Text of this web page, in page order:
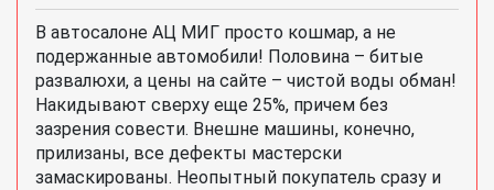
В автосалоне АЦ МИГ просто кошмар, а не
подержанные автомобили! Половина – битые
развалюхи, а цены на сайте – чистой воды обман!
Накидывают сверху еще 25%, причем без
зазрения совести. Внешне машины, конечно,
прилизаны, все дефекты мастерски
замаскированы. Неопытный покупатель сразу и